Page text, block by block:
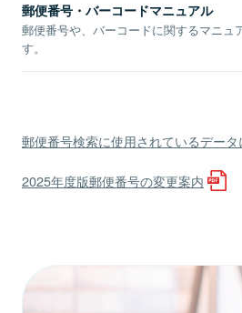
郵便番号・バーコードマニュアル
郵便番号や、バーコードに関するマニュ
す。
郵便番号検索に使用されているデータ
2025年度版郵便番号の変更案内